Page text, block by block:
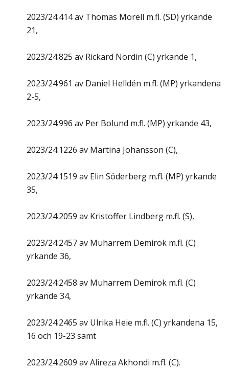
2023/24:414 av Thomas Morell m.fl. (SD) yrkande
21,
2023/24:825 av Rickard Nordin (C) yrkande 1,
2023/24:961 av Daniel Helldén m.fl. (MP) yrkandena
2-5,
2023/24:996 av Per Bolund m.fl. (MP) yrkande 43,
2023/24:1226 av Martina Johansson (C),
2023/24:1519 av Elin Söderberg m.fl. (MP) yrkande
35,
2023/24:2059 av Kristoffer Lindberg m.fl. (S),
2023/24:2457 av Muharrem Demirok m.fl. (C)
yrkande 36,
2023/24:2458 av Muharrem Demirok m.fl. (C)
yrkande 34,
2023/24:2465 av Ulrika Heie m.fl. (C) yrkandena 15,
16 och 19-23 samt
2023/24:2609 av Alireza Akhondi m.fl. (C).